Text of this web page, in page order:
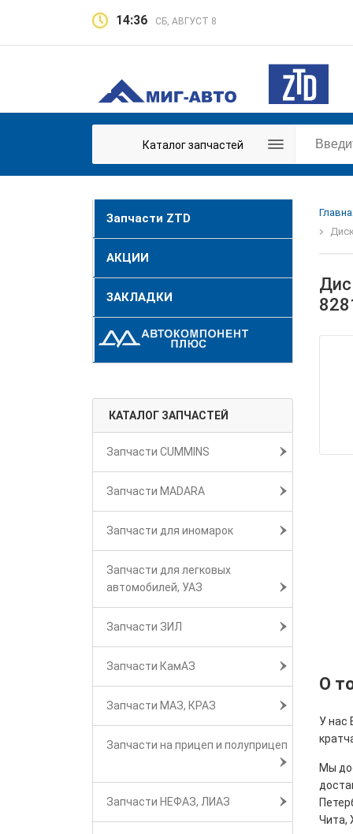
14:36 СБ, АВГУСТ 8
Каталог запчастей
Запчасти ZTD
АКЦИИ
ЗАКЛАДКИ
КАТАЛОГ ЗАПЧАСТЕЙ
Запчасти CUMMINS
Запчасти MADARA
Запчасти для иномарок
Запчасти для легковых
автомобилей, УАЗ
Запчасти ЗИЛ
Запчасти КамАЗ
Запчасти МАЗ, КРАЗ
Запчасти на прицеп и полуприцеп
Запчасти НЕФАЗ, ЛИАЗ
О
У нас
Мы
Чита,